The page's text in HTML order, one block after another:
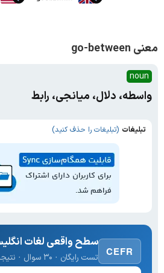
معنی go-between
noun
واسطه، دلال، میانجی، رابط
تبلیغات (تبلیغات را حذف کنید)
CEFR
سطح واقعی لغات
تست رایگان · ۳۰ سوال · نتیجه فوری